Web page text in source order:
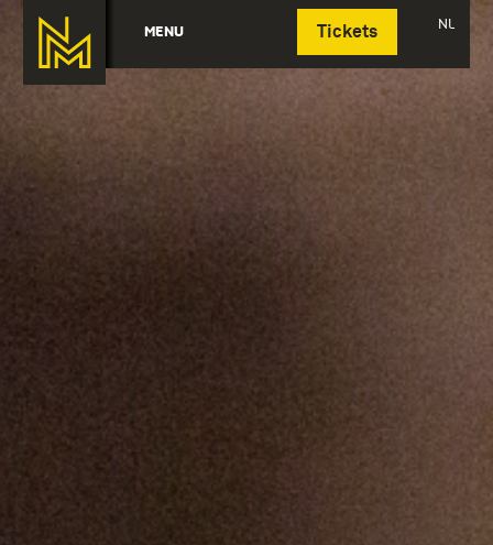
MENU Tickets NL
Deutsch